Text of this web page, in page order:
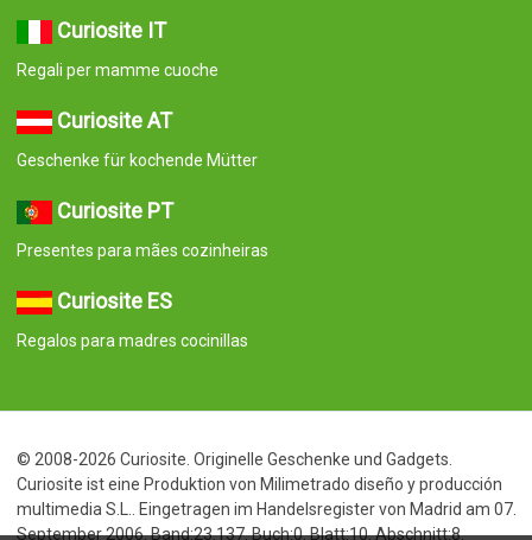
Curiosite IT
Regali per mamme cuoche
Curiosite AT
Geschenke für kochende Mütter
Curiosite PT
Presentes para mães cozinheiras
Curiosite ES
Regalos para madres cocinillas
© 2008-2026 Curiosite. Originelle Geschenke und Gadgets.
Curiosite ist eine Produktion von Milimetrado diseño y producción
multimedia S.L.. Eingetragen im Handelsregister von Madrid am 07.
September 2006. Band:23.137. Buch:0. Blatt:10. Abschnitt:8.